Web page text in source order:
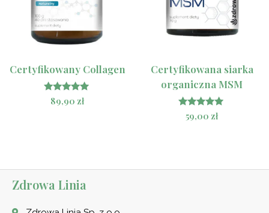
Certyfikowany Collagen
Oceniono
5.00
89,90 zł
Certyfikowana siarka
organiczna MSM
Oceniono
4.80
59,00 zł
Zdrowa Linia